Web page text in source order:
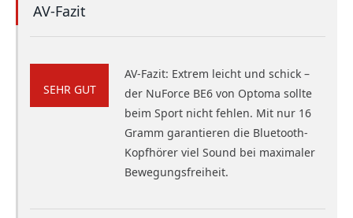
AV-Fazit
SEHR GUT
AV-Fazit: Extrem leicht und schick –
der NuForce BE6 von Optoma sollte
beim Sport nicht fehlen. Mit nur 16
Gramm garantieren die Bluetooth-
Kopfhörer viel Sound bei maximaler
Bewegungsfreiheit.